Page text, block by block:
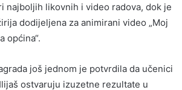
najboljih likovnih i video radova, dok je
dodijeljena za animirani video „Moj
općina“.
još jednom je potvrdila da učenici
ostvaruju izuzetne rezultate u